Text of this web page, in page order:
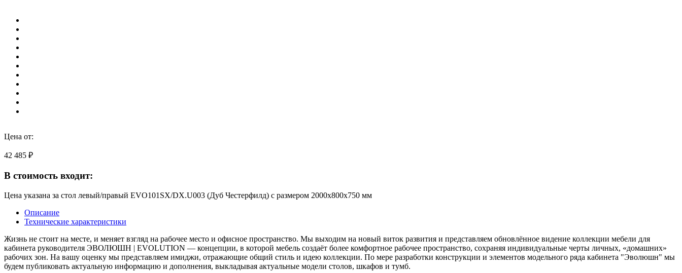
Цена от:
42 485 ₽
В стоимость входит:
Цена указана за стол левый/правый EVO101SX/DX.U003 (Дуб Честерфилд) с размером 2000х800х750 мм
Описание
Технические характеристики
Жизнь не стоит на месте, и меняет взгляд на рабочее место и офисное пространство. Мы выходим на новый виток развития и представляем обновлённое видение коллекции мебели для
кабинета руководителя ЭВОЛЮШН | EVOLUTION — концепции, в которой мебель создаёт более комфортное рабочее пространство, сохраняя индивидуальные черты личных, «домашних»
рабочих зон. На вашу оценку мы представляем имиджи, отражающие общий стиль и идею коллекции. По мере разработки конструкции и элементов модельного ряда кабинета "Эволюшн" мы
будем публиковать актуальную информацию и дополнения, выкладывая актуальные модели столов, шкафов и тумб.